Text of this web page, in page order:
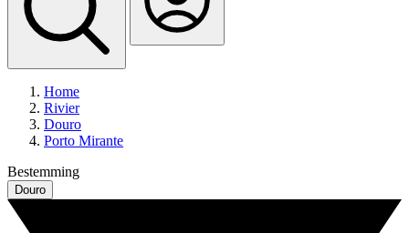
Home
Rivier
Douro
Porto Mirante
Bestemming
Douro